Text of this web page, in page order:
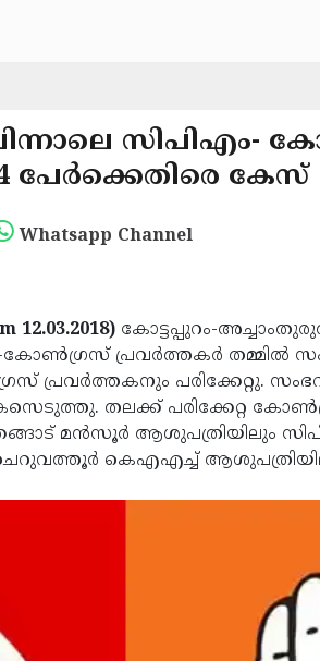
സിപിഎം-
പേര്‍ക്കെതിരെ കേസ്
Whatsapp Channel
12.03.2018) കോട്ടപ്പുറം-
കോണ്‍ഗ്രസ് പ്രവര്‍ത്തകര്‍ തമ്മില്‍
പ്രവര്‍ത്തകനും പരിക്കേറ്റു.
തലക്ക് പരിക്കേറ്റ
മന്‍സൂര്‍ ആശുപത്രിയിലും
കെഎഎച്ച് ആശുപത്രിയിലും